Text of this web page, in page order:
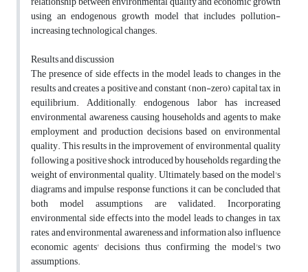
using an endogenous growth model that includes pollution-
increasing technological changes.
Results and discussion
The presence of side effects in the model leads to changes in the
results and creates a positive and constant (non-zero) capital tax in
equilibrium. Additionally, endogenous labor has increased
environmental awareness, causing households and agents to make
employment and production decisions based on environmental
quality. This results in the improvement of environmental quality
following a positive shock introduced by households regarding the
weight of environmental quality. Ultimately, based on the model's
diagrams and impulse response functions, it can be concluded that
both model assumptions are validated. Incorporating
environmental side effects into the model leads to changes in tax
rates, and environmental awareness and information also influence
economic agents' decisions, thus confirming the model's two
assumptions.